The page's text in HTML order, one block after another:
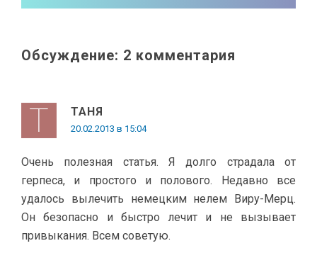
Обсуждение: 2 комментария
ТАНЯ
20.02.2013 в 15:04
Очень полезная статья. Я долго страдала от
герпеса, и простого и полового. Недавно все
удалось вылечить немецким нелем Виру-Мерц.
Он безопасно и быстро лечит и не вызывает
привыкания. Всем советую.